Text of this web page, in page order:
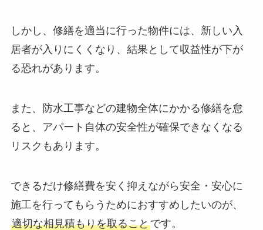
しかし、修繕を適当に行った物件には、新しい入
居者が入りにくくなり、結果として収益性が下が
る恐れがあります。
また、防水工事などの建物全体にかかる修繕を怠
ると、アパート自体の安全性が確保できなくなる
リスクもあります。
できるだけ修繕費を安く抑えながら安全・安心に
施工を行ってもらうためにおすすめしたいのが、
適切な相見積もりを取ることです。